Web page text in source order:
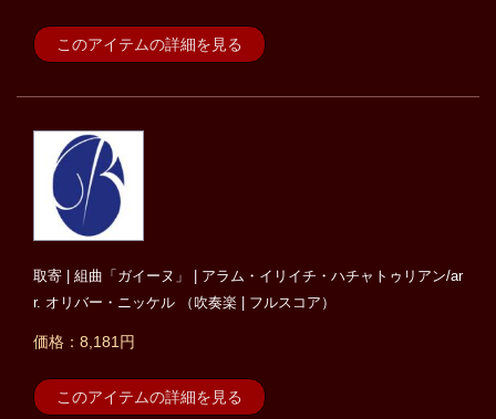
このアイテムの詳細を見る
取寄 | 組曲「ガイーヌ」 | アラム・イリイチ・ハチャトゥリアン/ar
r. オリバー・ニッケル （吹奏楽 | フルスコア）
価格：8,181円
このアイテムの詳細を見る